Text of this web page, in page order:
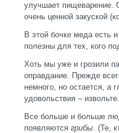
улучшает пищеварение.
очень ценной закуской
В этой бочке меда есть
полезны для тех, кого
Хоть мы уже и грозили
оправдание. Прежде
немного, но остается, а
удовольствия – извольте.
Все больше и больше
появляются грибы. (Те,